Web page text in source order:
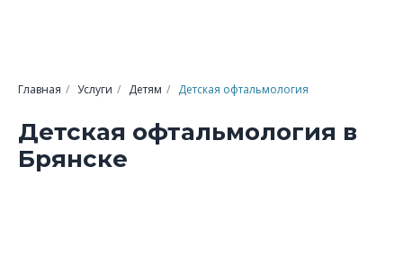
Главная / Услуги / Детям / Детская офтальмология
Детская офтальмология в
Брянске